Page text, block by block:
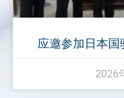
应邀参加日本
2026